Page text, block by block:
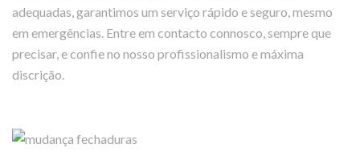
adequadas, garantimos um serviço rápido e seguro, mesmo
em emergências. Entre em contacto connosco, sempre que
precisar, e confie no nosso profissionalismo e máxima
discrição.